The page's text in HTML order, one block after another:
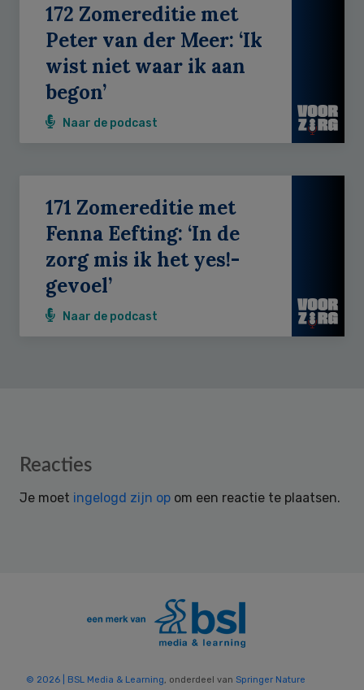
172 Zomereditie met
Peter van der Meer: ‘Ik
wist niet waar ik aan
begon’
Naar de podcast
171 Zomereditie met
Fenna Eefting: ‘In de
zorg mis ik het yes!-
gevoel’
Naar de podcast
Reader
Reacties
Je moet ingelogd zijn op om een reactie te plaatsen.
© 2026 | BSL Media & Learning, onderdeel van Springer Nature